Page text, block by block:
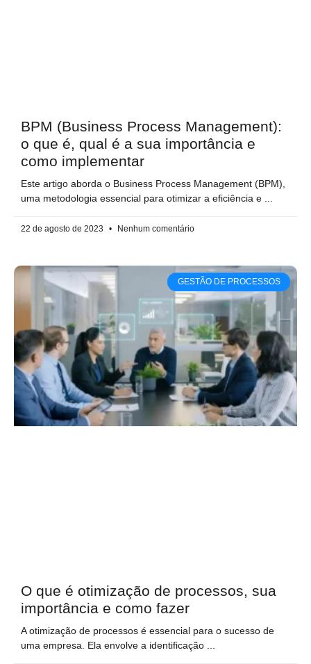
BPM (Business Process Management):
o que é, qual é a sua importância e
como implementar
Este artigo aborda o Business Process Management (BPM),
uma metodologia essencial para otimizar a eficiência e
22 de agosto de 2023 Nenhum comentário
GESTÃO DE PROCESSOS
O que é otimização de processos, sua
importância e como fazer
A otimização de processos é essencial para o sucesso de
uma empresa. Ela envolve a identificação